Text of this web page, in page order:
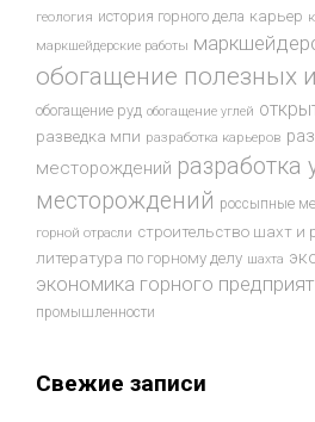
геология история горного дела карьер
маркшейдерские работы
обогащение полезных
обогащение руд обогащение углей
разведка мпи разработка карьеров
месторождений разработка
месторождений россыпные
горной отрасли строительство шахт и
литература по горному делу шахта
экономика горного
промышленности
Свежие записи